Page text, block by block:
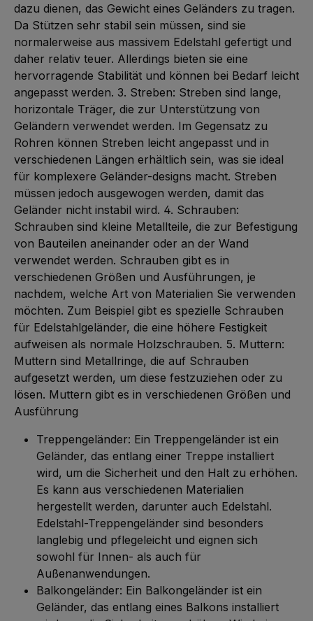
dazu dienen, das Gewicht eines Geländers zu tragen.
Da Stützen sehr stabil sein müssen, sind sie
normalerweise aus massivem Edelstahl gefertigt und
daher relativ teuer. Allerdings bieten sie eine
hervorragende Stabilität und können bei Bedarf leicht
angepasst werden. 3. Streben: Streben sind lange,
horizontale Träger, die zur Unterstützung von
Geländern verwendet werden. Im Gegensatz zu
Rohren können Streben leicht angepasst und in
verschiedenen Längen erhältlich sein, was sie ideal
für komplexere Geländer-designs macht. Streben
müssen jedoch ausgewogen werden, damit das
Geländer nicht instabil wird. 4. Schrauben:
Schrauben sind kleine Metallteile, die zur Befestigung
von Bauteilen aneinander oder an der Wand
verwendet werden. Schrauben gibt es in
verschiedenen Größen und Ausführungen, je
nachdem, welche Art von Materialien Sie verwenden
möchten. Zum Beispiel gibt es spezielle Schrauben
für Edelstahlgeländer, die eine höhere Festigkeit
aufweisen als normale Holzschrauben. 5. Muttern:
Muttern sind Metallringe, die auf Schrauben
aufgesetzt werden, um diese festzuziehen oder zu
lösen. Muttern gibt es in verschiedenen Größen und
Ausführung
Treppengeländer: Ein Treppengeländer ist ein
Geländer, das entlang einer Treppe installiert
wird, um die Sicherheit und den Halt zu erhöhen.
Es kann aus verschiedenen Materialien
hergestellt werden, darunter auch Edelstahl.
Edelstahl-Treppengeländer sind besonders
langlebig und pflegeleicht und eignen sich
sowohl für Innen- als auch für
Außenanwendungen.
Balkongeländer: Ein Balkongeländer ist ein
Geländer, das entlang eines Balkons installiert